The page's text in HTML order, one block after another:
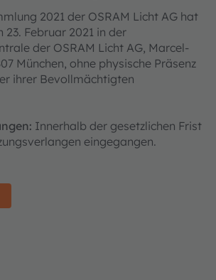
2021 der OSRAM Licht AG hat
Februar 2021 in der
der OSRAM Licht AG, Marcel-
München, ohne physische Präsenz
ihrer Bevollmächtigten
Innerhalb der gesetzlichen Frist
eingegangen.